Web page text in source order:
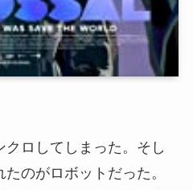
ロしてしまった。そし
のがロボットだった。